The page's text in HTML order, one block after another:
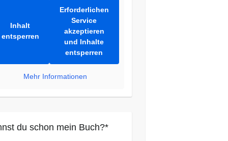
Inhalt
entsperren
Erforderlichen
Service
akzeptieren
und Inhalte
entsperren
Mehr Informationen
du schon mein Buch?*